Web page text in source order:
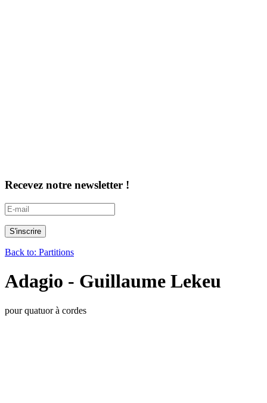
Recevez notre newsletter !
Back to: Partitions
Adagio - Guillaume Lekeu
pour quatuor à cordes